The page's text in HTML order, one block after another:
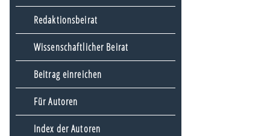
Redaktionsbeirat
Wissenschaftlicher Beirat
Beitrag einreichen
Für Autoren
Index der Autoren